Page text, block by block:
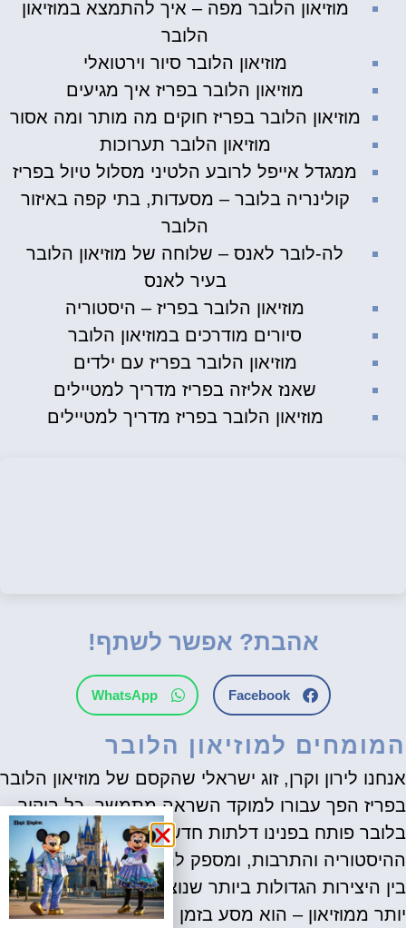
מוזיאון הלובר מפה – איך להתמצא במוזיאון
הלובר
מוזיאון הלובר סיור וירטואלי
מוזיאון הלובר בפריז איך מגיעים
מוזיאון הלובר בפריז חוקים מה מותר ומה אסור
מוזיאון הלובר תערוכות
ממגדל אייפל לרובע הלטיני מסלול טיול בפריז
קולינריה בלובר – מסעדות, בתי קפה באיזור
הלובר
לה-לובר לאנס – שלוחה של מוזיאון הלובר
בעיר לאנס
מוזיאון הלובר בפריז – היסטוריה
סיורים מודרכים במוזיאון הלובר
מוזיאון הלובר בפריז עם ילדים
שאנז אליזה בפריז מדריך למטיילים
מוזיאון הלובר בפריז מדריך למטיילים
אהבת? אפשר לשתף!
Facebook
WhatsApp
המומחים למוזיאון הלובר
אנחנו לירון וקרן, זוג ישראלי שהקסם של מוזיאון הלובר
בפריז הפך עבורו למוקד השראה מתמשך. כל ביקור
בלובר פותח בפנינו דלתות חדשות לעולם האמנות,
ההיסטוריה והתרבות, ומספק לנו חוויות בלתי נשכחות
בין היצירות הגדולות ביותר שנוצרו אי פעם. הלובר הוא
יותר ממוזיאון – הוא מסע בזמן ובמרחב, ואנחנו כאן